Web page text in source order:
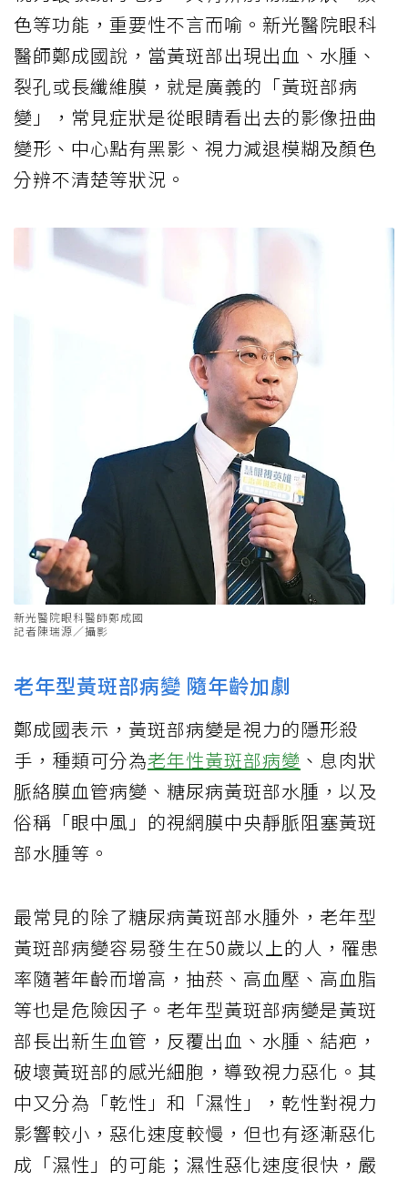
色等功能，重要性不言而喻。新光醫院眼科
醫師鄭成國說，當黃斑部出現出血、水腫、
裂孔或長纖維膜，就是廣義的「黃斑部病
變」，常見症狀是從眼睛看出去的影像扭曲
變形、中心點有黑影、視力減退模糊及顏色
分辨不清楚等狀況。
新光醫院眼科醫師鄭成國
記者陳瑞源／攝影
老年型黃斑部病變 隨年齡加劇
鄭成國表示，黃斑部病變是視力的隱形殺
手，種類可分為老年性黃斑部病變 、息肉狀
脈絡膜血管病變、糖尿病黃斑部水腫，以及
俗稱「眼中風」的視網膜中央靜脈阻塞黃斑
部水腫等。
最常見的除了糖尿病黃斑部水腫外，老年型
黃斑部病變容易發生在50歲以上的人，罹患
率隨著年齡而增高，抽菸、高血壓、高血脂
等也是危險因子。老年型黃斑部病變是黃斑
部長出新生血管，反覆出血、水腫、結疤，
破壞黃斑部的感光細胞，導致視力惡化。其
中又分為「乾性」和「濕性」，乾性對視力
影響較小，惡化速度較慢，但也有逐漸惡化
成「濕性」的可能；濕性惡化速度很快，嚴